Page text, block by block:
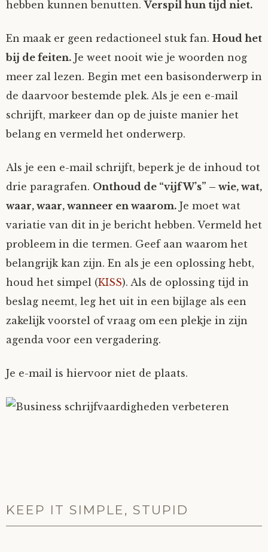
hebben kunnen benutten.Verspil hun tijd niet.
En maak er geen redactioneel stuk fan. Houd het
bij de feiten. Je weet nooit wie je woorden nog
meer zal lezen. Begin met een basisonderwerp in
de daarvoor bestemde plek. Als je een e-mail
schrijft, markeer dan op de juiste manier het
belang en vermeld het onderwerp.
Als je een e-mail schrijft, beperk je de inhoud tot
drie paragrafen. Onthoud de “vijf W’s” – wie, wat,
waar, waar, wanneer en waarom. Je moet wat
variatie van dit in je bericht hebben. Vermeld het
probleem in die termen. Geef aan waarom het
belangrijk kan zijn. En als je een oplossing hebt,
houd het simpel (KISS). Als de oplossing tijd in
beslag neemt, leg het uit in een bijlage als een
zakelijk voorstel of vraag om een plekje in zijn
agenda voor een vergadering.
Je e-mail is hiervoor niet de plaats.
KEEP IT SIMPLE, STUPID